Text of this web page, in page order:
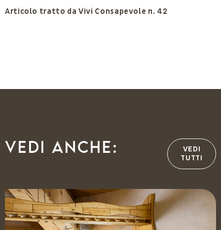
Articolo tratto da Vivi Consapevole n. 42
Vedi anche:
VEDI
TUTTI